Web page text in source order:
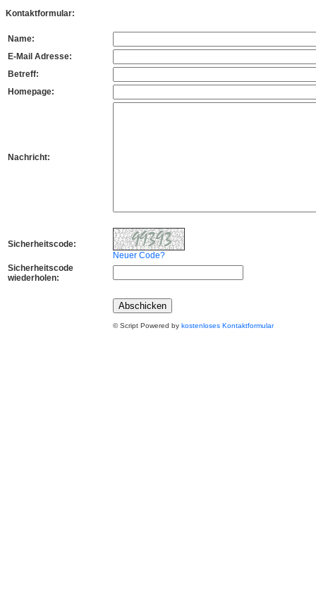
Kontaktformular:
Name:
E-Mail Adresse:
Betreff:
Homepage:
Nachricht:
Sicherheitscode:
Neuer Code?
Sicherheitscode
wiederholen:
© Script Powered by kostenloses Kontaktformular